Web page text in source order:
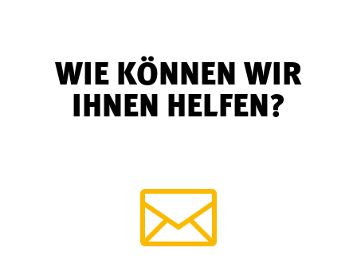
WIE KÖNNEN WIR
IHNEN HELFEN?
